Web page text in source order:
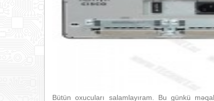
Bütün oxucuları salamlayıram. Bu günkü